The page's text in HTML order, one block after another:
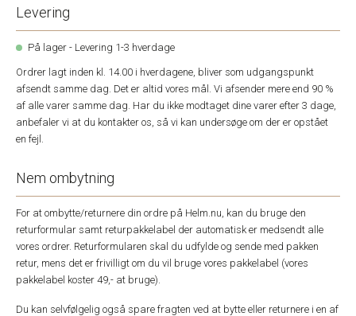
Levering
På lager - Levering 1-3 hverdage
Ordrer lagt inden kl. 14.00 i hverdagene, bliver som udgangspunkt
afsendt samme dag. Det er altid vores mål. Vi afsender mere end 90 %
af alle varer samme dag. Har du ikke modtaget dine varer efter 3 dage,
anbefaler vi at du kontakter os, så vi kan undersøge om der er opstået
en fejl.
Nem ombytning
For at ombytte/returnere din ordre på Helm.nu, kan du bruge den
returformular samt returpakkelabel der automatisk er medsendt alle
vores ordrer. Returformularen skal du udfylde og sende med pakken
retur, mens det er frivilligt om du vil bruge vores pakkelabel (vores
pakkelabel koster 49,- at bruge).
Du kan selvfølgelig også spare fragten ved at bytte eller returnere i en af